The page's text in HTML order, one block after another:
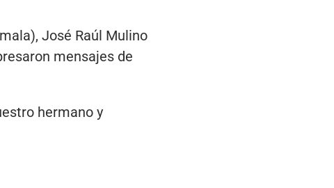
José Raúl Mulino
mensajes de
hermano y